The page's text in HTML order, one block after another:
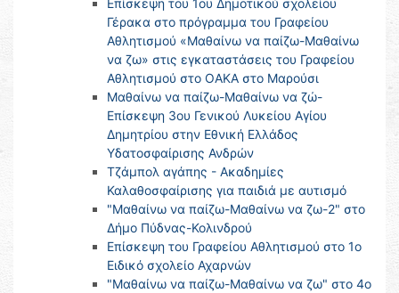
Επίσκεψη του 1ου Δημοτικού σχολείου
Γέρακα στο πρόγραμμα του Γραφείου
Αθλητισμού «Μαθαίνω να παίζω-Μαθαίνω
να ζω» στις εγκαταστάσεις του Γραφείου
Αθλητισμού στο ΟΑΚΑ στο Μαρούσι
Μαθαίνω να παίζω-Μαθαίνω να ζώ-
Επίσκεψη 3ου Γενικού Λυκείου Αγίου
Δημητρίου στην Εθνική Ελλάδος
Υδατοσφαίρισης Ανδρών
Τζάμπολ αγάπης - Ακαδημίες
Καλαθοσφαίρισης για παιδιά με αυτισμό
"Μαθαίνω να παίζω-Μαθαίνω να ζω-2" στο
Δήμο Πύδνας-Κολινδρού
Επίσκεψη του Γραφείου Αθλητισμού στο 1ο
Ειδικό σχολείο Αχαρνών
"Μαθαίνω να παίζω-Μαθαίνω να ζω" στο 4o